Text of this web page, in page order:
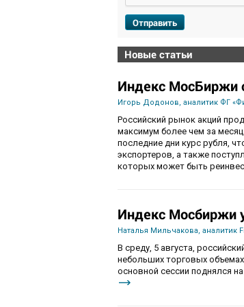
Отправить
Новые статьи
Индекс МосБиржи
Игорь Додонов, аналитик ФГ
Российский рынок акций
максимум более чем за
последние дни курс рубля,
экспортеров, а также
которых может быть
Индекс Мосбиржи
Наталья Мильчакова, аналитик
В среду, 5 августа,
небольших торговых
основной сессии поднялся